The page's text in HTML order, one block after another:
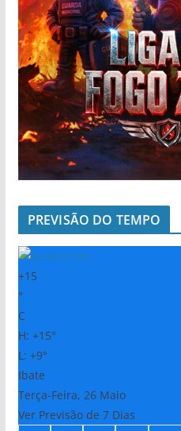
PREVISÃO DO TEMPO
+15
°
C
H: +15°
L: +9°
Ibate
Terça-Feira, 26 Maio
Ver Previsão de 7 Dias